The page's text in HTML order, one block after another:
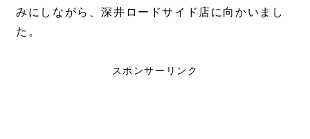
みにしながら、深井ロードサイド店に向かいまし
た。
スポンサーリンク